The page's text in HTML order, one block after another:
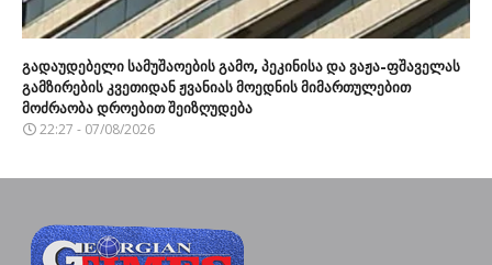
გადაუდებელი სამუშაოების გამო, პეკინისა და ვაჟა-ფშაველას
გამზირების კვეთიდან ჟვანიას მოედნის მიმართულებით
მოძრაობა დროებით შეიზღუდება
22:27 - 07/08/2026